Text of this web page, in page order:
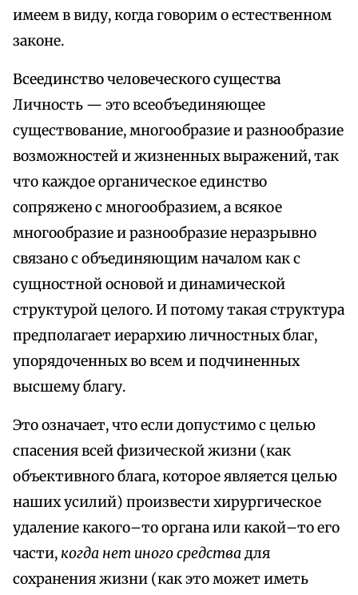
имеем в виду, когда говорим о естественном
законе.
Всеединство человеческого существа
Личность — это всеобъединяющее
существование, многообразие и разнообразие
возможностей и жизненных выражений, так
что каждое органическое единство
сопряжено с многообразием, а всякое
многообразие и разнообразие неразрывно
связано с объединяющим началом как с
сущностной основой и динамической
структурой целого. И потому такая структура
предполагает иерархию личностных благ,
упорядоченных во всем и подчиненных
высшему благу.
Это означает, что если допустимо с целью
спасения всей физической жизни (как
объективного блага, которое является целью
наших усилий) произвести хирургическое
удаление какого–то органа или какой–то его
части, когда нет иного средствадля
сохранения жизни (как это может иметь